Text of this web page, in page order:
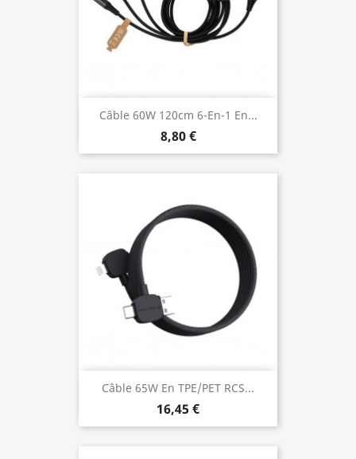
Câble 60W 120cm 6-En-1 En...
8,80 €
Câble 65W En TPE/PET RCS...
16,45 €